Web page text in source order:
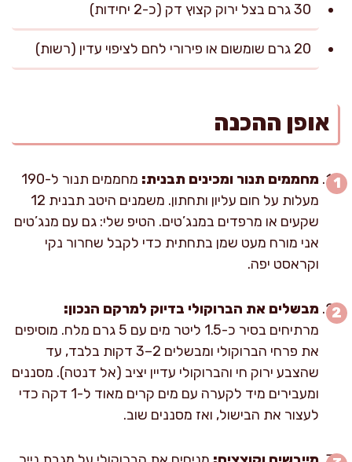
30 גרם בצל ירוק קצוץ דק (כ-2 יחידות)
20 גרם שומשום או פירורי לחם לציפוי עדין (רשות)
אופן ההכנה
מחממים תנור ומכינים תבנית:
מחממים תנור ל-190
מעלות על חום עליון ותחתון. משמנים היטב תבנית 12
שקעים או מרפדים במנג’טים. הטיפ שלי: גם עם מנג’טים
אני מורח מעט שמן בתחתית כדי לקבל שחרור נקי
וקראסט יפה.
מבשלים את הברוקולי בדיוק למרקם הנכון:
מרתיחים בסיר כ-1.5 ליטר מים עם 5 גרם מלח. מוסיפים
את פרחי הברוקולי ומבשלים 2–3 דקות בלבד, עד
שהצבע ירוק חי והברוקולי עדיין יציב (אל דנטה). מסננים
ומעבירים מיד לקערה עם מים קרים מאוד ל-1 דקה כדי
לעצור את הבישול, ואז מסננים שוב.